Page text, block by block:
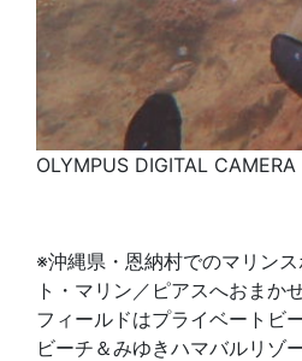
OLYMPUS DIGITAL CAMERA
※沖縄県・恩納村でのマリン
ト・マリン／ピアスへおまか
フィールドはプライベートビ
ビーチ＆みゆきハマバルリゾ